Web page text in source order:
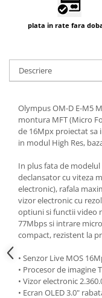
Huse protectie filtre gel
Accesorii Aparate
Carduri memorie
Cititoare carduri
Grip-uri
Telecomenzi
LCD protectie
Recordere audio
Acumulatori si baterii
Acumulatori Foto
Acumulatori AA/AAA
incarcatoare
Baterii
Incarcatoare
Video
Huse protectie
plata in rate fara
Descriere
Olympus OM-D E-M5
montura MFT (Micro
de 16Mpx proiectat sa
in modul High Res,
In plus fata de
declansator cu viteza
electronic), rafala
vizor electronic cu
optiuni si functii video
77Mbps si intrare
compact, rezistent la
• Senzor Live MOS
• Procesor de imagine
• Vizor electronic
• Ecran OLED 3.0"